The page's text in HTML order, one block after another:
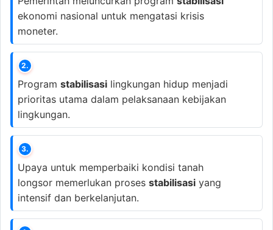
ekonomi nasional untuk mengatasi krisis
moneter.
2.
Program stabilisasi lingkungan hidup menjadi
prioritas utama dalam pelaksanaan kebijakan
lingkungan.
3.
Upaya untuk memperbaiki kondisi tanah
longsor memerlukan proses stabilisasi yang
intensif dan berkelanjutan.